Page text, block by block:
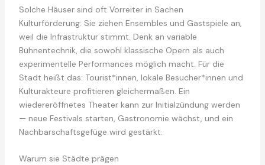
Solche Häuser sind oft Vorreiter in Sachen
Kulturförderung: Sie ziehen Ensembles und Gastspiele an,
weil die Infrastruktur stimmt. Denk an variable
Bühnentechnik, die sowohl klassische Opern als auch
experimentelle Performances möglich macht. Für die
Stadt heißt das: Tourist*innen, lokale Besucher*innen und
Kulturakteure profitieren gleichermaßen. Ein
wiedereröffnetes Theater kann zur Initialzündung werden
— neue Festivals starten, Gastronomie wächst, und ein
Nachbarschaftsgefüge wird gestärkt.
Warum sie Städte prägen